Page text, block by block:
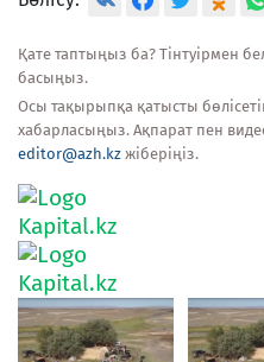
Қате таптыңыз ба? Тінтуірмен
басыңыз.
Осы тақырыпқа қатысты
хабарласыңыз. Ақпарат пен
editor@azh.kz жіберіңіз.